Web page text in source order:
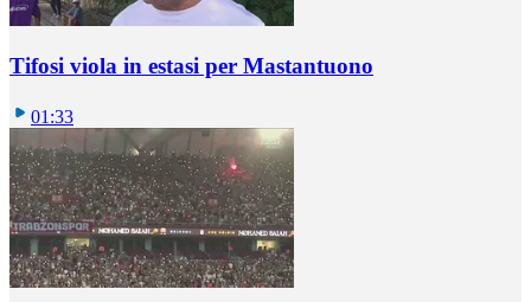
Tifosi viola in estasi per Mastantuono
01:33